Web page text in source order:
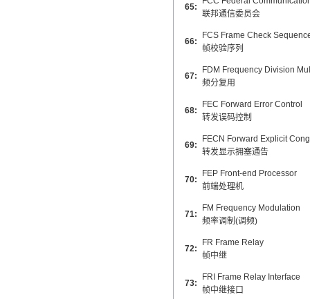
65:
联邦通信委员会
66:
FCS Frame Check
帧校验序列
67:
FDM Frequency Division
频分复用
68:
FEC Forward Error Control
转发误码控制
69:
FECN Forward Explicit
转发显示拥塞通告
70:
FEP Front-end Processor
前端处理机
71:
FM Frequency Modulation
频率调制(调频)
72:
FR Frame Relay
帧中继
73:
FRI Frame Relay Interface
帧中继接口